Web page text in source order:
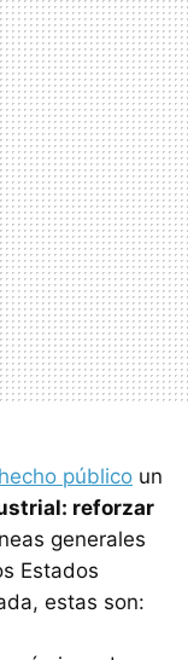
hecho público un
reforzar
generales
Estados
estas son: